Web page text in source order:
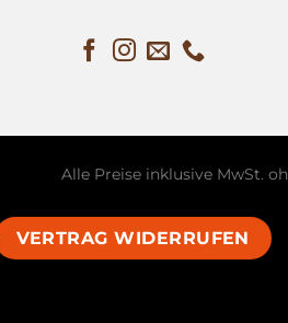
Alle Preise inklusive MwSt.
VERTRAG WIDERRUFEN